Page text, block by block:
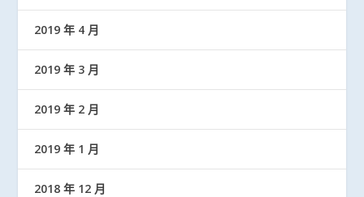
2019 年 4 月
2019 年 3 月
2019 年 2 月
2019 年 1 月
2018 年 12 月